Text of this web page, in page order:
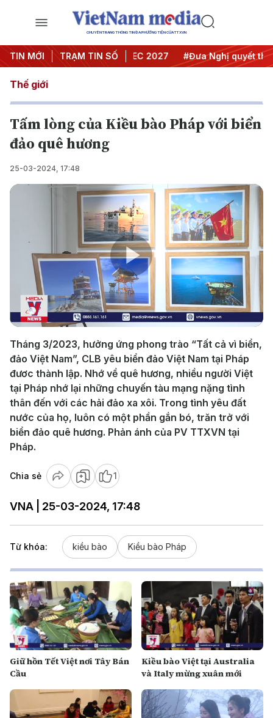
CHUYÊN TRANG THÔNG TIN ĐA PHƯƠNG TIỆN CỦA TTXVN
TIN MỚI TRẠM TIN SỐ
Trung ương 3 #APEC 2027 #Đưa Nghị quyết thành
Thế giới
Tấm lòng của Kiều bào Pháp với biển
đảo quê hương
25-03-2024, 17:48
Play
Video
Tháng 3/2023, hưởng ứng phong trào “Tất cả vì biển,
đảo Việt Nam”, CLB yêu biển đảo Việt Nam tại Pháp
đươc thành lập. Nhớ về quê hương, nhiều người Việt
tại Pháp nhớ lại những chuyến tàu mạng nặng tình
thân đến với các hải đảo xa xôi. Trong tình yêu đất
nước của họ, luôn có một phần gắn bó, trăn trở với
biển đảo quê hương. Phản ánh của PV TTXVN tại
Pháp.
Chia sẻ 1
VNA | 25-03-2024, 17:48
Từ khóa: kiều bào Kiều bào Pháp
Giữ hồn Tết Việt nơi Tây Bán
Cầu
Kiều bào Việt tại Australia
và Italy mừng xuân mới